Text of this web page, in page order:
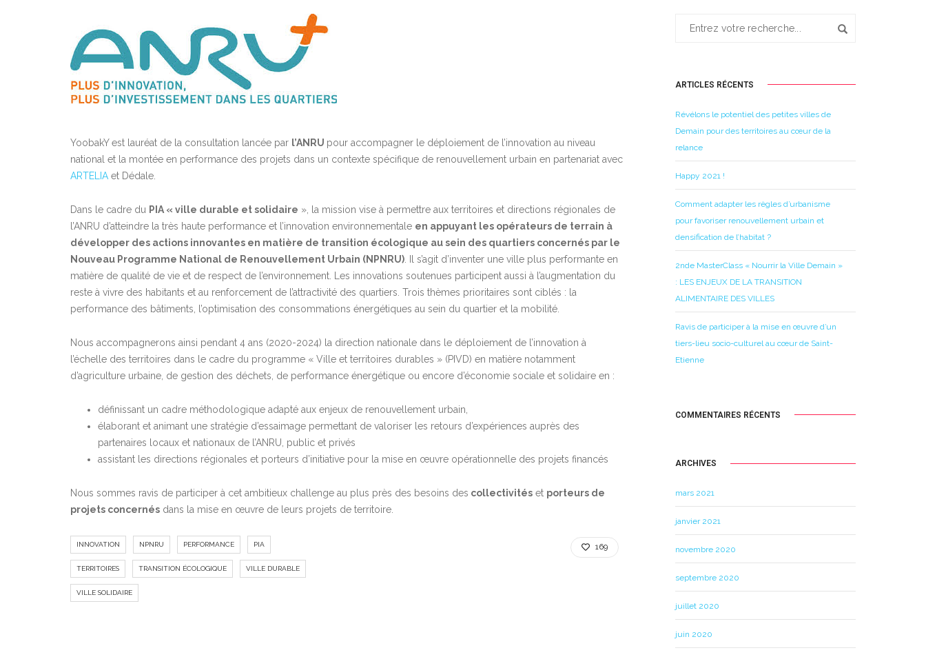
YoobakY est lauréat de la consultation lancée par l’ANRU pour accompagner le déploiement de l’innovation au niveau
national et la montée en performance des projets dans un contexte spécifique de renouvellement urbain en partenariat avec
ARTELIA et Dédale.
Dans le cadre du PIA « ville durable et solidaire », la mission vise à permettre aux territoires et directions régionales de
l’ANRU d’atteindre la très haute performance et l’innovation environnementale en appuyant les opérateurs de terrain à
développer des actions innovantes en matière de transition écologique au sein des quartiers concernés par le
Nouveau Programme National de Renouvellement Urbain (NPNRU) . Il s’agit d’inventer une ville plus performante en
matière de qualité de vie et de respect de l’environnement. Les innovations soutenues participent aussi à l’augmentation du
reste à vivre des habitants et au renforcement de l’attractivité des quartiers. Trois thèmes prioritaires sont ciblés : la
performance des bâtiments, l’optimisation des consommations énergétiques au sein du quartier et la mobilité.
Nous accompagnerons ainsi pendant 4 ans (2020-2024) la direction nationale dans le déploiement de l’innovation à
l’échelle des territoires dans le cadre du programme « Ville et territoires durables » (PIVD) en matière notamment
d’agriculture urbaine, de gestion des déchets, de performance énergétique ou encore d’économie sociale et solidaire en :
définissant un cadre méthodologique adapté aux enjeux de renouvellement urbain,
élaborant et animant une stratégie d’essaimage permettant de valoriser les retours d’expériences auprès des
partenaires locaux et nationaux de l’ANRU, public et privés
assistant les directions régionales et porteurs d’initiative pour la mise en œuvre opérationnelle des projets financés
Nous sommes ravis de participer à cet ambitieux challenge au plus près des besoins des collectivités et porteurs de
projets concernés dans la mise en œuvre de leurs projets de territoire.
INNOVATION NPNRU PERFORMANCE PIA
TERRITOIRES TRANSITION ÉCOLOGIQUE VILLE DURABLE
VILLE SOLIDAIRE
169
ARTICLES RÉCENTS
Révélons le potentiel des petites villes de
Demain pour des territoires au cœur de la
relance
Happy 2021 !
Comment adapter les règles d’urbanisme
pour favoriser renouvellement urbain et
densification de l’habitat ?
2nde MasterClass « Nourrir la Ville Demain »
: LES ENJEUX DE LA TRANSITION
ALIMENTAIRE DES VILLES
Ravis de participer à la mise en œuvre d’un
tiers-lieu socio-culturel au cœur de Saint-
Etienne
COMMENTAIRES RÉCENTS
ARCHIVES
mars 2021
janvier 2021
novembre 2020
septembre 2020
juillet 2020
juin 2020